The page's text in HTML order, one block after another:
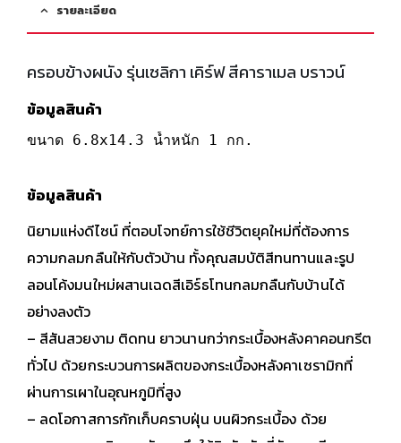
รายละเอียด
ครอบข้างผนัง รุ่นเซลิกา เคิร์ฟ สีคาราเมล บราวน์
ข้อมูลสินค้า
ขนาด 6.8x14.3 น้ำหนัก 1 กก.
ข้อมูลสินค้า
นิยามแห่งดีไซน์ ที่ตอบโจทย์การใช้ชีวิตยุคใหม่ที่ต้องการ
ความกลมกลืนให้กับตัวบ้าน ทั้งคุณสมบัติสีทนทานและรูป
ลอนโค้งมนใหม่ผสานเฉดสีเอิร์ธโทนกลมกลืนกับบ้านได้
อย่างลงตัว
– สีสันสวยงาม ติดทน ยาวนานกว่ากระเบื้องหลังคาคอนกรีต
ทั่วไป ด้วยกระบวนการผลิตของกระเบื้องหลังคาเซรามิกที่
ผ่านการเผาในอุณหภูมิที่สูง
– ลดโอกาสการกักเก็บคราบฝุ่น บนผิวกระเบื้อง ด้วย